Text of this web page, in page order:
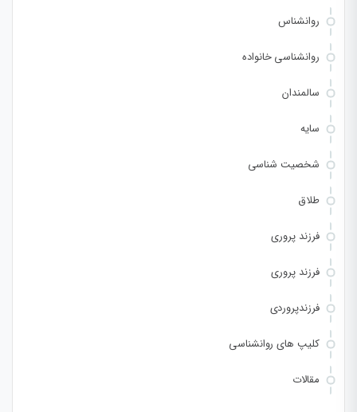
روانشناس
روانشناسی خانواده
سالمندان
سایه
شخصیت شناسی
طلاق
فرزند پروری
فرزند پروری
فرزندپروردی
کلیپ های روانشناسی
مقالات